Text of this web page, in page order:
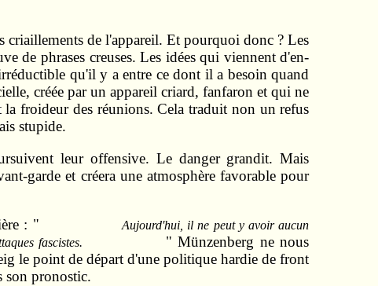
criaillements de l'appareil. Et pourquoi donc ? Les
de phrases creuses. Les idées qui viennent d'en-
qu'il y a entre ce dont il a besoin quand
créée par un appareil criard, fanfaron et qui ne
froideur des réunions. Cela traduit non un refus
stupide.
leur offensive. Le danger grandit. Mais
garde et créera une atmosphère favorable pour
: "
Aujourd'hui, il ne peut y avoir aucun
fascistes.
" Münzenberg ne nous
le point de départ d'une politique hardie de front
son pronostic.